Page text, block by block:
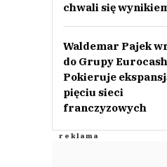
chwali się
Waldemar Pajek
do Grupy
Pokieruje
pięciu sieci
franczyzowych